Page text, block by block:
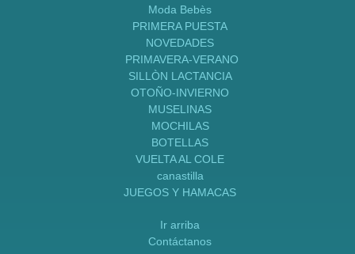
Moda Bebès
PRIMERA PUESTA
NOVEDADES
PRIMAVERA-VERANO
SILLÒN LACTANCIA
OTOÑO-INVIERNO
MUSELINAS
MOCHILAS
BOTELLAS
VUELTA AL COLE
canastilla
JUEGOS Y HAMACAS
Ir arriba
Contáctanos